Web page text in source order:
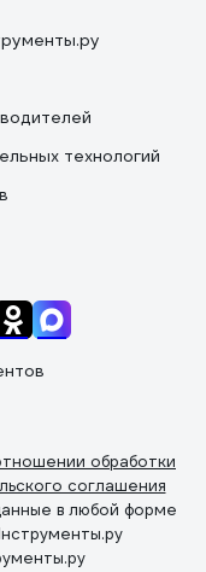
технологий
обработки
соглашения
в любой форме